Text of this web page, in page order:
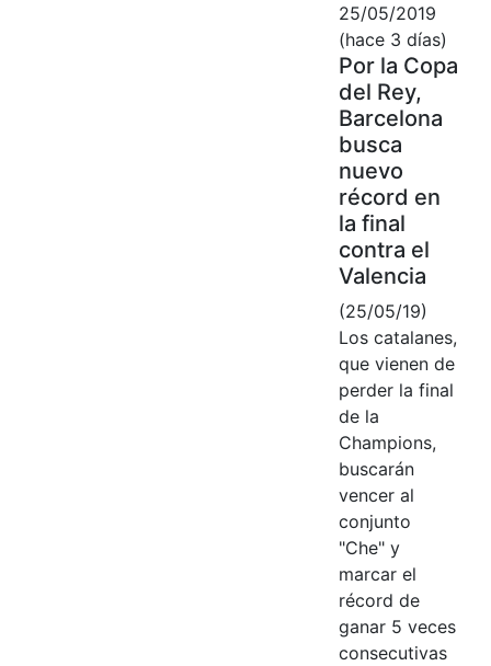
25/05/2019
(hace 3 días)
Por la Copa
del Rey,
Barcelona
busca
nuevo
récord en
la final
contra el
Valencia
(25/05/19)
Los catalanes,
que vienen de
perder la final
de la
Champions,
buscarán
vencer al
conjunto
"Che" y
marcar el
récord de
ganar 5 veces
consecutivas